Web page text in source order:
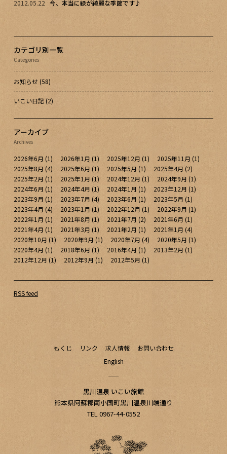
2012.05.22 今、本当に緑が綺麗な季節です♪
カテゴリ別一覧
Categories
お知らせ(58)
いこい日記 (2)
アーカイブ
Archives
2026年6月 (1) 2026年1月 (1) 2025年12月 (1) 2025年11月 (1)
2025年8月 (4) 2025年6月 (1) 2025年5月 (1) 2025年4月 (2)
2025年2月 (1) 2025年1月 (1) 2024年12月 (1) 2024年9月 (1)
2024年6月 (1) 2024年4月 (1) 2024年1月 (1) 2023年12月 (1)
2023年9月 (1) 2023年7月 (4) 2023年6月 (1) 2023年5月 (1)
2023年4月 (4) 2023年1月 (1) 2022年12月 (1) 2022年9月 (1)
2022年1月 (1) 2021年8月 (1) 2021年7月 (2) 2021年6月 (1)
2021年4月 (1) 2021年3月 (1) 2021年2月 (1) 2021年1月 (4)
2020年10月 (1) 2020年9月 (1) 2020年7月 (4) 2020年5月 (1)
2020年4月 (1) 2018年6月 (1) 2016年4月 (1) 2013年2月 (1)
2012年12月 (1) 2012年9月 (1) 2012年5月 (1)
RSS feed
もくじ リンク 求人情報
お問い合わせ
English
黒川温泉 いこい旅館
熊本県阿蘇郡南小国町黒川温泉川端通り
TEL 0967-44-0552